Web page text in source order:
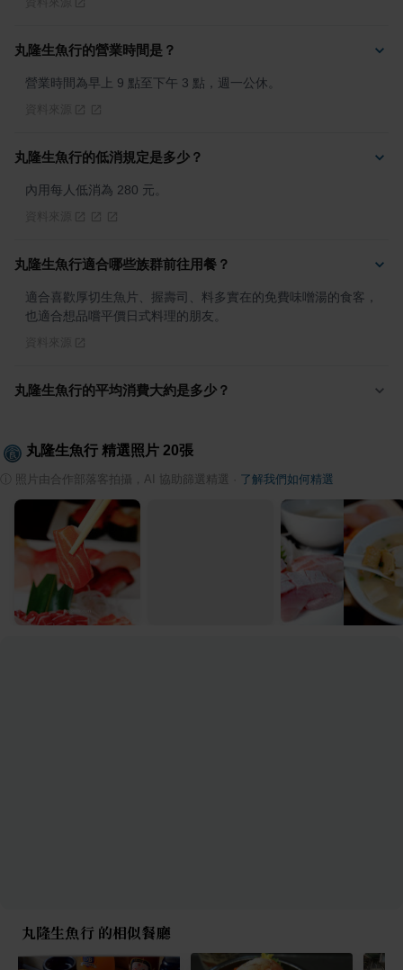
丸隆生魚行的營業時間是？
營業時間為早上 9 點至下午 3 點，週一公休。
丸隆生魚行的低消規定是多少？
內用每人低消為 280 元。
丸隆生魚行適合哪些族群前往用餐？
適合喜歡厚切生魚片、握壽司、料多實在的免費味噌湯的食客，
也適合想品嚐平價日式料理的朋友。
丸隆生魚行的平均消費大約是多少？
丸隆生魚行 精選照片 20張
照片由合作部落客拍攝，AI 協助篩選精選 了解我們如何精選
丸隆生魚行 的相似餐廳